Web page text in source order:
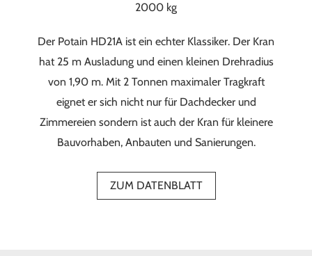
2000 kg
Der Potain HD21A ist ein echter Klassiker. Der Kran
hat 25 m Ausladung und einen kleinen Drehradius
von 1,90 m. Mit 2 Tonnen maximaler Tragkraft
eignet er sich nicht nur für Dachdecker und
Zimmereien sondern ist auch der Kran für kleinere
Bauvorhaben, Anbauten und Sanierungen.
ZUM DATENBLATT